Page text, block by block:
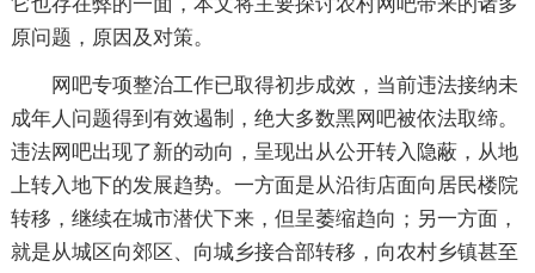
它也存在弊的一面，本文将主要探讨农村网吧带来的诸多
原问题，原因及对策。
网吧专项整治工作已取得初步成效，当前违法接纳未
成年人问题得到有效遏制，绝大多数黑网吧被依法取缔。
违法网吧出现了新的动向，呈现出从公开转入隐蔽，从地
上转入地下的发展趋势。一方面是从沿街店面向居民楼院
转移，继续在城市潜伏下来，但呈萎缩趋向；另一方面，
就是从城区向郊区、向城乡接合部转移，向农村乡镇甚至